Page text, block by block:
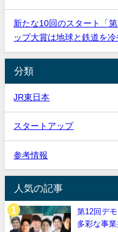
新たな10回のスタート「
ップ大賞は地球と鉄道を冷
分類
JR東日本
スタートアップ
参考情報
人気の記事
第12回デ
多彩な事業